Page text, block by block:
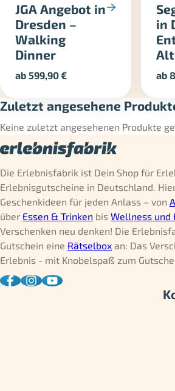
JGA Angebot in
Dresden –
Walking
Dinner
ab599,90€
in
ab
Zuletzt angesehene
Keine zuletzt angesehenen Produkte
Die Erlebnisfabrik ist Dein Shop für
Erlebnisgutscheine in Deutschland.
Geschenkideen für jeden Anlass – von
über Essen & Trinken bis Wellness und
Verschenken neu denken! Die
Gutschein eine Rätselbox an: Das
Erlebnis - mit Knobelspaß zum